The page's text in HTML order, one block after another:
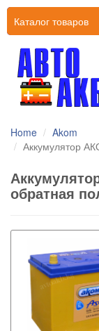
Каталог товаров
Home
Akom
Аккумулятор
обратная